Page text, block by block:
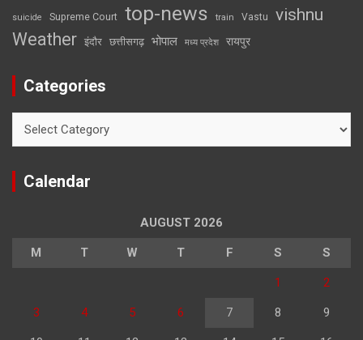
suicide Supreme Court top-news train Vastu vishnu
Weather इंदौर छत्तीसगढ़ भोपाल मध्य प्रदेश रायपुर
Categories
Calendar
AUGUST 2026
M T W T F S S
1 2
3 4 5 6 7 8 9